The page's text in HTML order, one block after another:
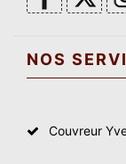
NOS
Couvreur